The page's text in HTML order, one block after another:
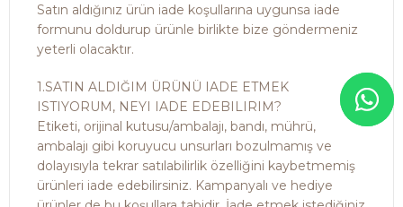
Satın aldığınız ürün iade koşullarına uygunsa iade
formunu doldurup ürünle birlikte bize göndermeniz
yeterli olacaktır.
1.SATIN ALDIĞIM ÜRÜNÜ IADE ETMEK
ISTIYORUM, NEYI IADE EDEBILIRIM?
Etiketi, orijinal kutusu/ambalajı, bandı, mührü,
ambalajı gibi koruyucu unsurları bozulmamış ve
dolayısıyla tekrar satılabilirlik özelliğini kaybetmemiş
ürünleri iade edebilirsiniz. Kampanyalı ve hediye